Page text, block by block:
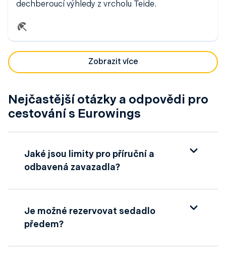
dechberoucí výhledy z vrcholu Teide.
Zobrazit více
Nejčastější otázky a odpovědi pro
cestování s Eurowings
Jaké jsou limity pro příruční a
odbavená zavazadla?
vybraném tarifu:
BASIC
Je možné rezervovat sedadlo
předem?